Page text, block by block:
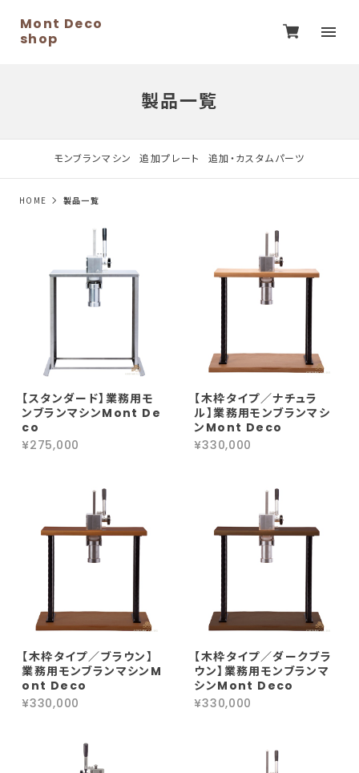
Mont Deco
shop
製品一覧
モンブランマシン 追加プレート 追加・カスタムパーツ
HOME 製品一覧
【スタンダード】業務用モ
ンブランマシンMont De
co
¥275,000
【木枠タイプ／ナチュラ
ル】業務用モンブランマシ
ンMont Deco
¥330,000
【木枠タイプ／ブラウン】
業務用モンブランマシンM
ont Deco
¥330,000
【木枠タイプ／ダークブラ
ウン】業務用モンブランマ
シンMont Deco
¥330,000